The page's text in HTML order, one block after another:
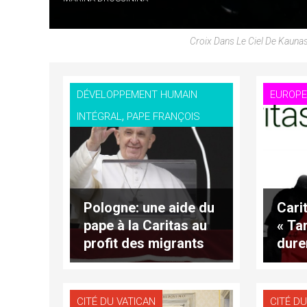
Croix Dans Le Ciel De
DÉVELOPPEMENT HUMAIN
INTÉGRAL, PAPE FRANÇOIS
Pologne: une aide du
pape à la Caritas au
profit des migrants
bloqués à la frontière
EUROPE
«
CITÉ DU VATICAN CITÉ